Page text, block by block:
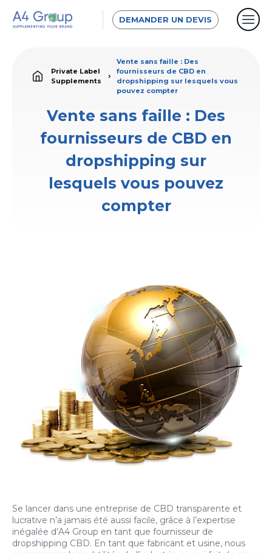
DEMANDER UN DEVIS
Private Label
Supplements
Vente sans faille : Des
fournisseurs de CBD en
dropshipping sur lesquels vous
pouvez compter
Vente sans faille : Des
fournisseurs de CBD en
dropshipping sur
lesquels vous pouvez
compter
Se lancer dans une entreprise de CBD transparente et
lucrative n’a jamais été aussi facile, grâce à l’expertise
inégalée d’A4 Group en tant que fournisseur de
dropshipping CBD. En tant que fabricant et usine, nous